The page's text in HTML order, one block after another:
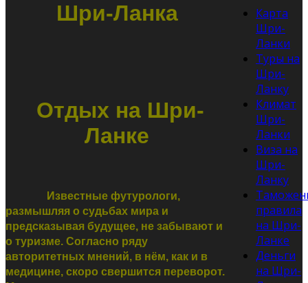
Шри-Ланка
Отдых на Шри-
Ланке
Известные футурологи,
размышляя о судьбах мира и
предсказывая будущее, не забывают и
о туризме. Согласно ряду
авторитетных мнений, в нём, как и в
медицине, скоро свершится переворот.
Карта
Шри-
Ланки
Туры на
Шри-
Ланку
Климат
Шри-
Ланки
Виза на
Шри-
Ланку
правила
на Шри-
Ланке
Деньги
на Шри-